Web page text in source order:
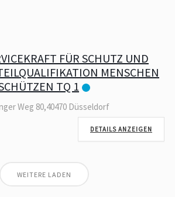
FÜR SCHUTZ UND
MENSCHEN
TQ 1
Weg 80,40470 Düsseldorf
DETAILS ANZEIGEN
WEITERE LADEN